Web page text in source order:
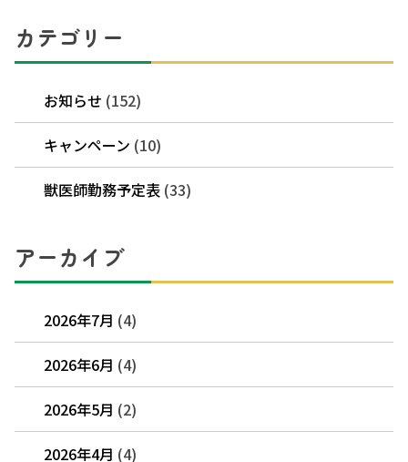
カテゴリー
お知らせ (152)
キャンペーン (10)
獣医師勤務予定表 (33)
アーカイブ
2026年7月 (4)
2026年6月 (4)
2026年5月 (2)
2026年4月 (4)